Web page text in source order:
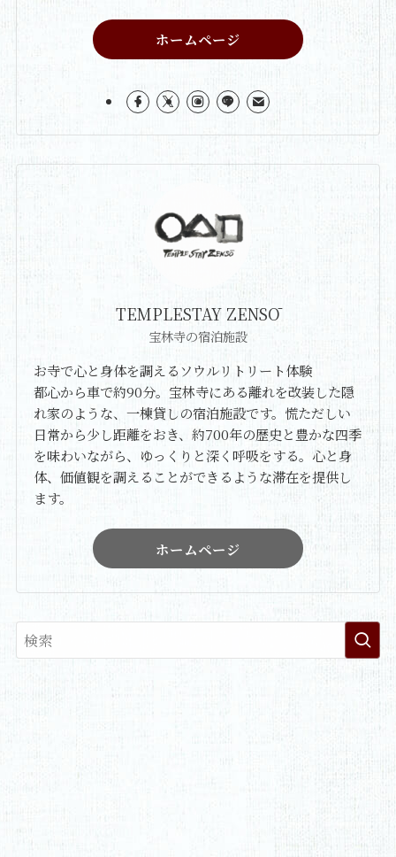
ホームページ
TEMPLESTAY ZENSŌ
宝林寺の宿泊施設
お寺で心と身体を調えるソウルリトリート体験
都心から車で約90分。宝林寺にある離れを改装した隠
れ家のような、一棟貸しの宿泊施設です。慌ただしい
日常から少し距離をおき、約700年の歴史と豊かな四季
を味わいながら、ゆっくりと深く呼吸をする。心と身
体、価値観を調えることができるような滞在を提供し
ます。
ホームページ